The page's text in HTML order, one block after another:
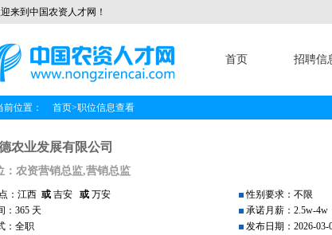
来到中国农资人才网！
首页 招聘信
前位置： 首页>职位信息查看
农业发展有限公司
：农资营销总监,营销总监
：江西 或吉安 或万安
：365 天
：全职
性别要求：不限
承诺月薪：2.5w-4w
发布日期：2026-03-